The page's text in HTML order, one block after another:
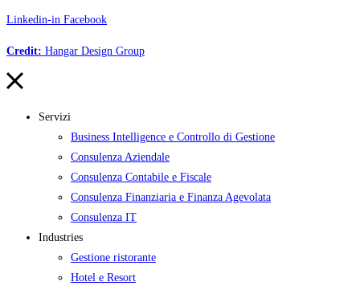
Linkedin-in Facebook
Credit: Hangar Design Group
Servizi
Business Intelligence e Controllo di Gestione
Consulenza Aziendale
Consulenza Contabile e Fiscale
Consulenza Finanziaria e Finanza Agevolata
Consulenza IT
Industries
Gestione ristorante
Hotel e Resort